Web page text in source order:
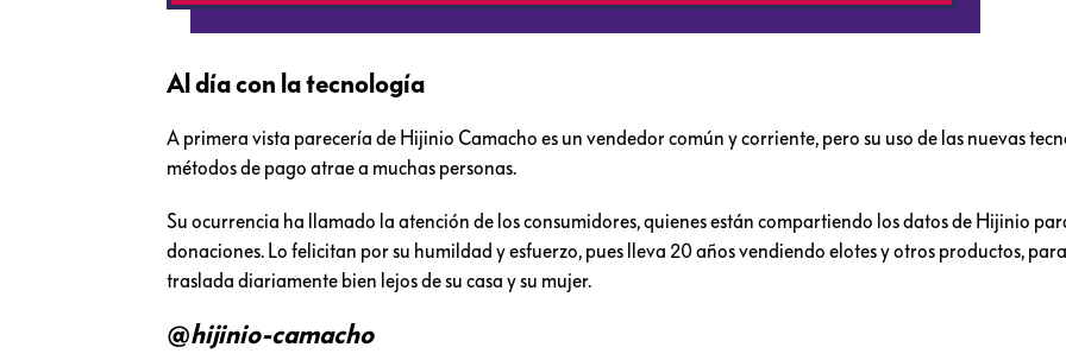
Al día con la tecnología
A primera vista parecería de Hijinio Camacho es un vendedor común y corriente, pero su uso de las nuevas
métodos de pago atrae a muchas personas.
Su ocurrencia ha llamado la atención de los consumidores, quienes están compartiendo los datos de Hijinio
donaciones. Lo felicitan por su humildad y esfuerzo, pues lleva 20 años vendiendo elotes y otros productos,
traslada diariamente bien lejos de su casa y su mujer.
@hijinio-camacho